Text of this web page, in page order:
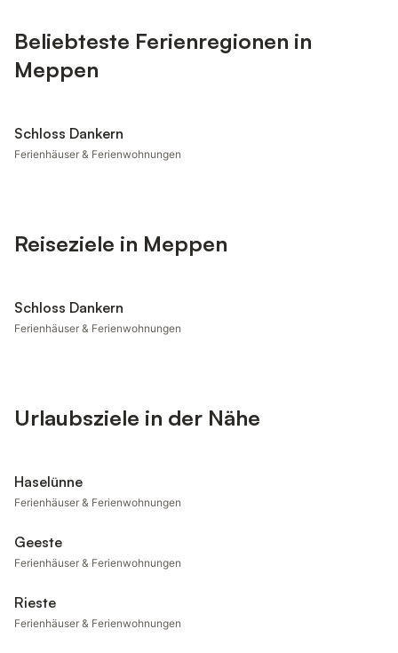
Beliebteste Ferienregionen in
Meppen
Schloss Dankern
Ferienhäuser & Ferienwohnungen
Reiseziele in Meppen
Schloss Dankern
Ferienhäuser & Ferienwohnungen
Urlaubsziele in der Nähe
Haselünne
Ferienhäuser & Ferienwohnungen
Geeste
Ferienhäuser & Ferienwohnungen
Rieste
Ferienhäuser & Ferienwohnungen